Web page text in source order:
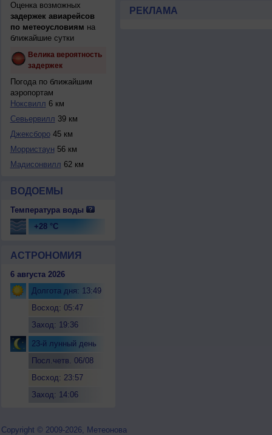
Оценка возможных
задержек авиарейсов
по метеоусловиям на
ближайшие сутки
Велика вероятность
задержек
Погода по ближайшим
аэропортам
Ноксвилл 6 км
Севьервилл 39 км
Джексборо45 км
Морристаун 56 км
Мадисонвилл 62 км
ВОДОЕМЫ
Температура воды
+28 °C
АСТРОНОМИЯ
6 августа 2026
Долгота дня: 13:49
Восход: 05:47
Заход: 19:36
23-й лунный день
Посл.четв. 06/08
Восход: 23:57
Заход: 14:06
РЕКЛАМА
Copyright © 2009-2026, Метеонова